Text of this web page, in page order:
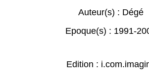
Auteur(s) : Dégé
Epoque(s) : 1991-
Edition :